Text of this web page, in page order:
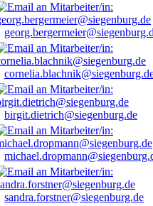
birgit.dietrich@siegenburg.de
sandra.forstner@siegenburg.de